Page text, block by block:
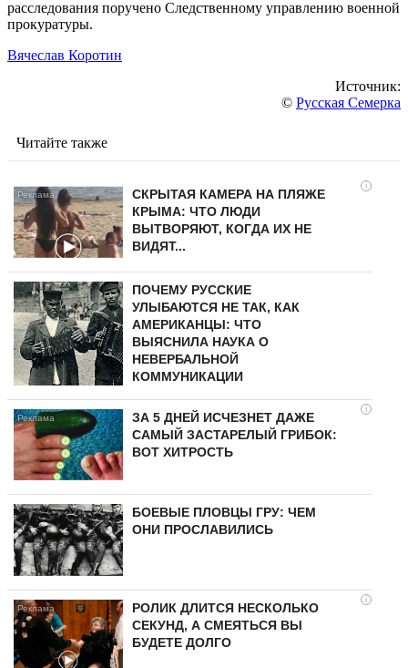
расследования поручено Следственному управлению военной
прокуратуры.
Вячеслав Коротин
Источник:
© Русская Семерка
Читайте также
i
СКРЫТАЯ КАМЕРА НА ПЛЯЖЕ
КРЫМА: ЧТО ЛЮДИ
ВЫТВОРЯЮТ, КОГДА ИХ НЕ
ВИДЯТ...
ПОЧЕМУ РУССКИЕ
УЛЫБАЮТСЯ НЕ ТАК, КАК
АМЕРИКАНЦЫ: ЧТО
ВЫЯСНИЛА НАУКА О
НЕВЕРБАЛЬНОЙ
КОММУНИКАЦИИ
i
ЗА 5 ДНЕЙ ИСЧЕЗНЕТ ДАЖЕ
САМЫЙ ЗАСТАРЕЛЫЙ ГРИБОК:
ВОТ ХИТРОСТЬ
БОЕВЫЕ ПЛОВЦЫ ГРУ: ЧЕМ
ОНИ ПРОСЛАВИЛИСЬ
i
РОЛИК ДЛИТСЯ НЕСКОЛЬКО
СЕКУНД, А СМЕЯТЬСЯ ВЫ
БУДЕТЕ ДОЛГО